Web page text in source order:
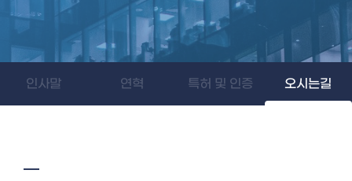
인사말 연혁 특허 및 인증 오시는길